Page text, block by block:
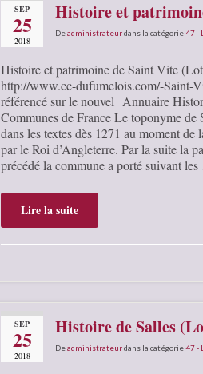
SEP
25
2018
Histoire et
Deadministrateurdans la catégorie47 -
Histoire et patrimoine de Saint Vite
http://www.cc-dufumelois.com/-Saint-
référencé sur le nouvel Annuaire
Communes de France Le toponyme de
dans les textes dès 1271 au moment de
par le Roi d’Angleterre. Par la suite la
précédé la commune a porté suivant
Lire la suite
SEP
25
2018
Histoire de Salles
Deadministrateurdans la catégorie47 -